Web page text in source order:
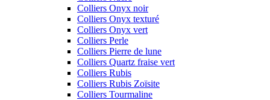
Colliers Onyx noir
Colliers Onyx texturé
Colliers Onyx vert
Colliers Perle
Colliers Pierre de lune
Colliers Quartz fraise vert
Colliers Rubis
Colliers Rubis Zoïsite
Colliers Tourmaline